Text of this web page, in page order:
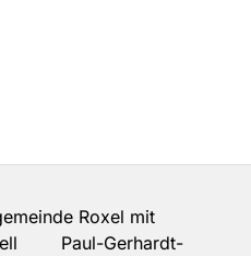
Roxel mit
Paul-Gerhardt-